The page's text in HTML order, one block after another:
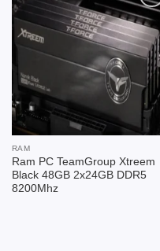
Add to
wishlist
RAM
Ram PC TeamGroup Xtreem
Black 48GB 2x24GB DDR5
8200Mhz